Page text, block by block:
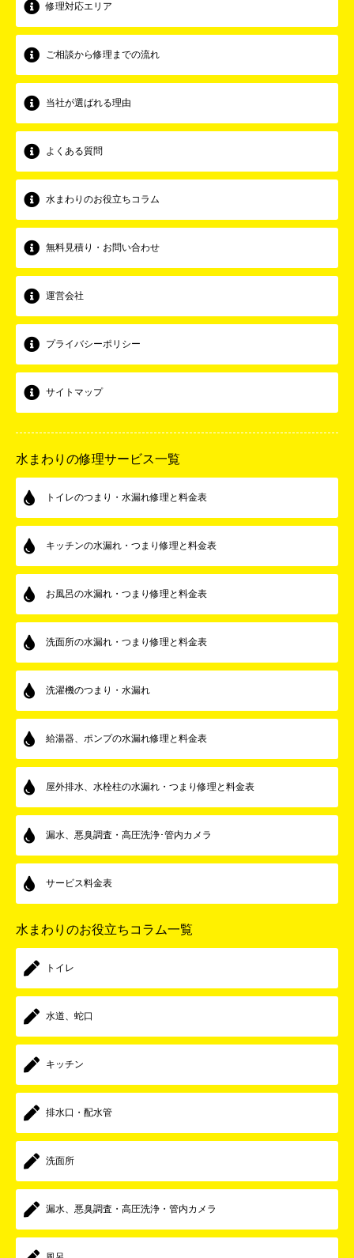
修理対応エリア
ご相談から修理までの流れ
当社が選ばれる理由
よくある質問
水まわりのお役立ちコラム
無料見積り・お問い合わせ
運営会社
プライバシーポリシー
サイトマップ
水まわりの修理サービス一覧
トイレのつまり・水漏れ修理と料金表
キッチンの水漏れ・つまり修理と料金表
お風呂の水漏れ・つまり修理と料金表
洗面所の水漏れ・つまり修理と料金表
洗濯機のつまり・水漏れ
給湯器、ポンプの水漏れ修理と料金表
屋外排水、水栓柱の水漏れ・つまり修理と料金表
漏水、悪臭調査・高圧洗浄･管内カメラ
サービス料金表
水まわりのお役立ちコラム一覧
トイレ
水道、蛇口
キッチン
排水口・配水管
洗面所
漏水、悪臭調査・高圧洗浄・管内カメラ